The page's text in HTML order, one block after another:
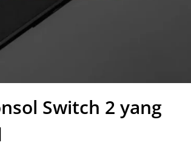
Switch 2 yang